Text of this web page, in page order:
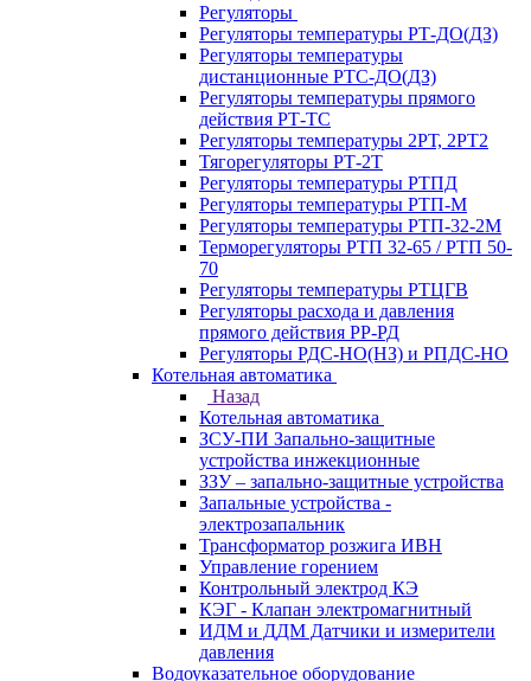
Регуляторы
Регуляторы температуры РТ-ДО(ДЗ)
Регуляторы температуры
дистанционные РТС-ДО(ДЗ)
Регуляторы температуры прямого
действия РТ-ТС
Регуляторы температуры 2РТ, 2РT2
Тягорегуляторы РТ-2Т
Регуляторы температуры РТПД
Регуляторы температуры РТП-M
Регуляторы температуры РТП-32-2М
Терморегуляторы РТП 32-65 / РТП 50-
70
Регуляторы температуры РТЦГВ
Регуляторы расхода и давления
прямого действия РР-РД
Регуляторы РДС-НО(НЗ) и РПДС-НО
Котельная автоматика
Назад
Котельная автоматика
ЗСУ-ПИ Запально-защитные
устройства инжекционные
ЗЗУ – запально-защитные устройства
Запальные устройства -
электрозапальник
Трансформатор розжига ИВН
Управление горением
Контрольный электрод КЭ
КЭГ - Клапан электромагнитный
ИДМ и ДДМ Датчики и измерители
давления
Водоуказательное оборудование